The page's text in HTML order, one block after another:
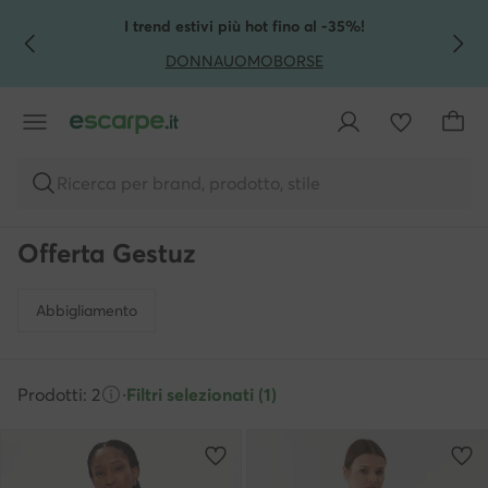
VAI AL CONTENUTO PRINCIPALE
VAI ALLA RICERCAI trend estivi più hot fino al -35%!
DONNAUOMOBORSE
Ricerca per brand, prodotto, stile
Offerta Gestuz
Abbigliamento
Prodotti: 2 ·Filtri selezionati (1)